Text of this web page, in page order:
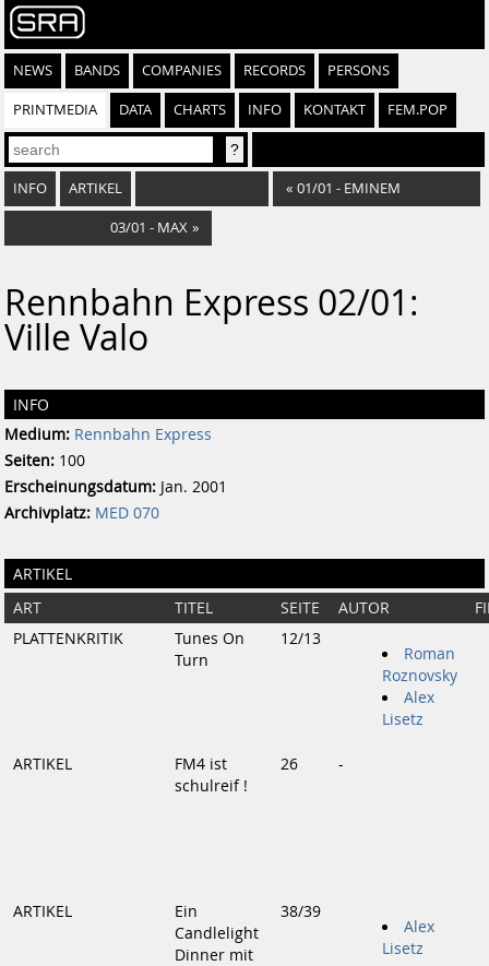
NEWS BANDS COMPANIES RECORDS PERSONS
PRINTMEDIA DATA CHARTS INFO KONTAKT FEM.POP
INFO ARTIKEL « 01/01 - EMINEM
03/01 - MAX »
Rennbahn Express 02/01:
Ville Valo
INFO
Medium: Rennbahn Express
Seiten: 100
Erscheinungsdatum: Jan. 2001
Archivplatz: MED 070
ARTIKEL
ART TITEL SEITE AUTOR
PLATTENKRITIK
Tunes On
Turn
12/13
Roman
Roznovsky
Alex
Lisetz
ARTIKEL
FM4 ist
schulreif !
26 -
ARTIKEL
Ein
Candlelight
Dinner mit
38/39
Alex
Lisetz